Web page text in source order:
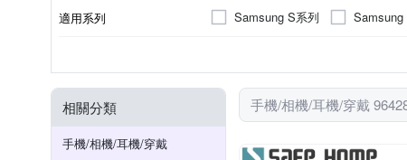
DUX DUCIS
Metal-Slim
Nikon 尼康
RHINOSHIELD 犀牛盾
適用系列 Samsung S系列 Samsung
iPhone 13 Pro Max
iPhone 12 Pro
小米系列
相機螢幕保護貼
其他週邊
相關分類
手機/相機/耳機/穿戴
手機/相機/耳機/穿戴